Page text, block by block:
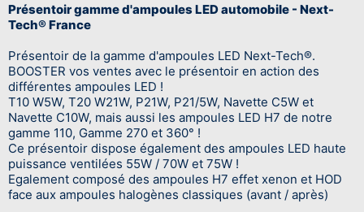
Présentoir gamme d'ampoules LED automobile - Next-
Tech® France
Présentoir de la gamme d'ampoules LED Next-Tech®.
BOOSTER vos ventes avec le présentoir en action des
différentes ampoules LED !
T10 W5W, T20 W21W, P21W, P21/5W, Navette C5W et
Navette C10W, mais aussi les ampoules LED H7 de notre
gamme 110, Gamme 270 et 360° !
Ce présentoir dispose également des ampoules LED haute
puissance ventilées 55W / 70W et 75W !
Egalement composé des ampoules H7 effet xenon et HOD
face aux ampoules halogènes classiques (avant / après)